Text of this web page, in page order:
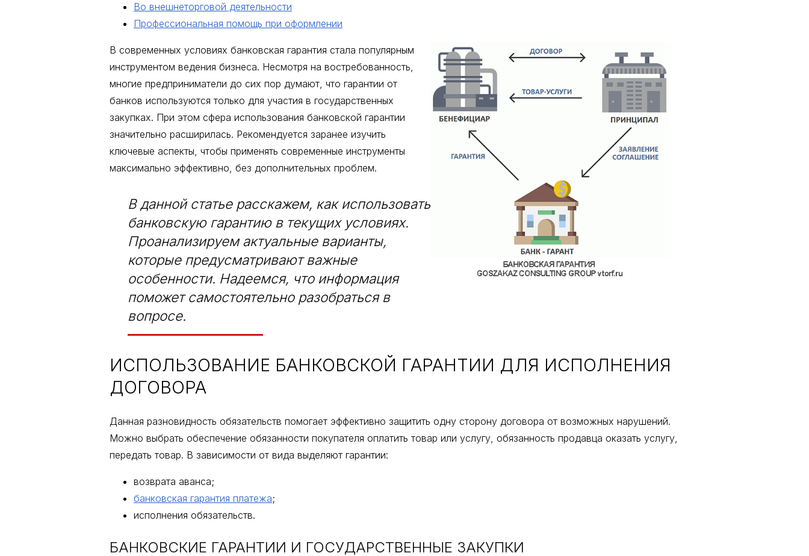
Во внешнеторговой деятельности
Профессиональная помощь при оформлении
В современных условиях банковская гарантия стала популярным
инструментом ведения бизнеса. Несмотря на востребованность,
многие предприниматели до сих пор думают, что гарантии от
банков используются только для участия в государственных
закупках. При этом сфера использования банковской гарантии
значительно расширилась. Рекомендуется заранее изучить
ключевые аспекты, чтобы применять современные инструменты
максимально эффективно, без дополнительных проблем.
В данной статье расскажем, как использовать
банковскую гарантию в текущих условиях.
Проанализируем актуальные варианты,
которые предусматривают важные
особенности. Надеемся, что информация
поможет самостоятельно разобраться в
вопросе.
ИСПОЛЬЗОВАНИЕ БАНКОВСКОЙ ГАРАНТИИ ДЛЯ ИСПОЛНЕНИЯ
ДОГОВОРА
Данная разновидность обязательств помогает эффективно защитить одну сторону договора от возможных нарушений.
Можно выбрать обеспечение обязанности покупателя оплатить товар или услугу, обязанность продавца оказать услугу,
передать товар. В зависимости от вида выделяют гарантии:
возврата аванса;
банковская гарантия платежа;
исполнения обязательств.
БАНКОВСКИЕ ГАРАНТИИ И ГОСУДАРСТВЕННЫЕ ЗАКУПКИ